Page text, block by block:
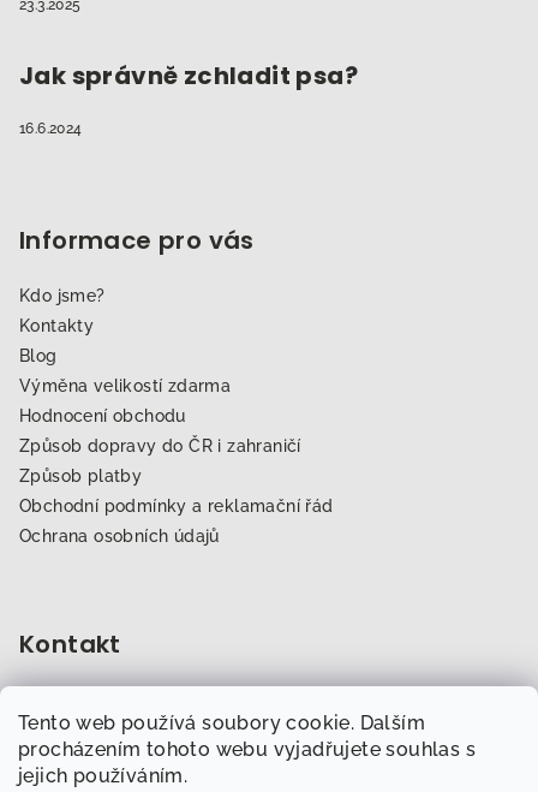
Tento web používá soubory cookie. Dalším
procházením tohoto webu vyjadřujete souhlas s
jejich používáním.
23.3.2025
Jak správně zchladit psa?
16.6.2024
Informace pro vás
Kdo jsme?
Kontakty
Blog
Výměna velikostí zdarma
Hodnocení obchodu
Způsob dopravy do ČR i zahraničí
Způsob platby
Obchodní podmínky a reklamační řád
Ochrana osobních údajů
Kontakt
702 007 759